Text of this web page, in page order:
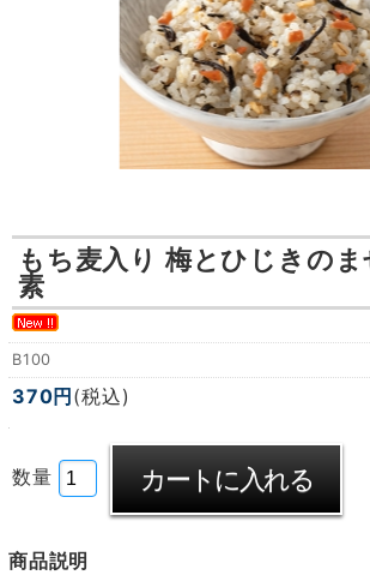
もち麦入り 梅とひじきの
素
B100
370円 (税込)
数量
商品説明